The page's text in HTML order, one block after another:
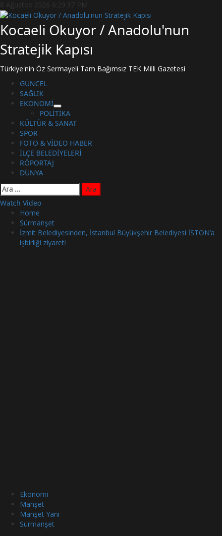
Skip
to
content
8 Ağustos 2026 6:29:38 PM
Kocaeli Okuyor / Anadolu'nun
Stratejik Kapısı
Türkiye'nin Öz Sermayeli Tam Bağımsız TEK Milli Gazetesi
Primary
Menu
GÜNCEL
SAĞLIK
EKONOMİ
POLİTİKA
KÜLTÜR & SANAT
SPOR
FOTO & VİDEO HABER
İLÇE BELEDİYELERİ
RÖPORTAJ
DÜNYA
Arama:
Watch Video
Home
Sürmanşet
İzmit Belediyesinden, İstanbul Büyükşehir Belediyesi İSTON’a
işbirliği ziyareti
Ekonomi
Manşet
Manşet Yanı
Sürmanşet